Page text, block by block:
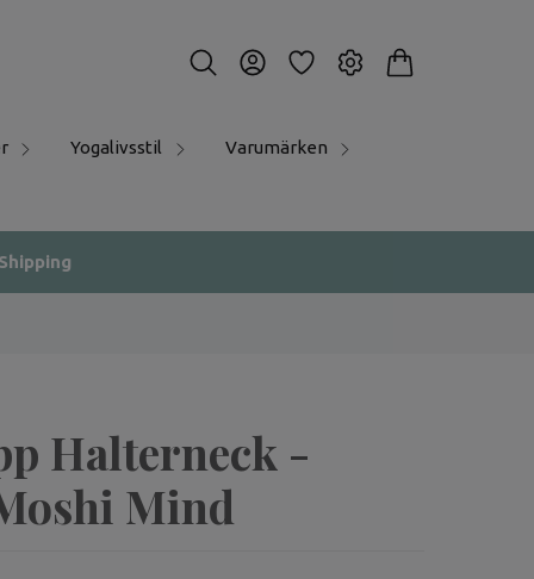
Yogalivsstil Varumärken
Halterneck -
Mind